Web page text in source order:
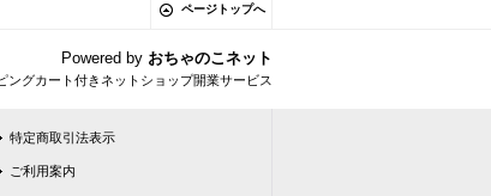
ページトップへ
Powered by おちゃのこネット
ングカート付きネットショップ開業サービス
特定商取引法表示
ご利用案内